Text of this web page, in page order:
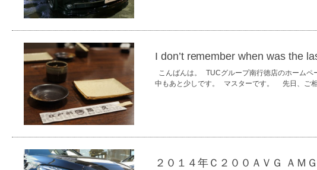
I don’t remember when was the
こんばんは。 TUCグループ南行徳店のホーム
中もあと少しです。 マスターです。 先日、ご
２０１４年Ｃ２００ＡＶＧ ＡＭ